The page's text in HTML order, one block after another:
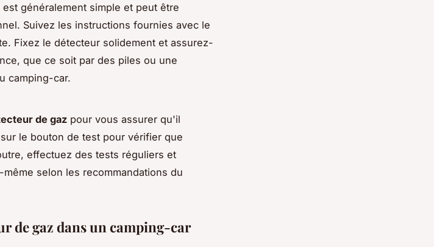
est généralement simple et peut être
Suivez les instructions fournies avec le
Fixez le détecteur solidement et assurez-
que ce soit par des piles ou une
camping-car.
de gaz pour vous assurer qu'il
le bouton de test pour vérifier que
effectuez des tests réguliers et
selon les recommandations du
de gaz dans un camping-car